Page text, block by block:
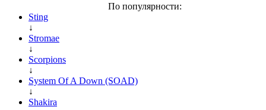
По популярности:
Sting
↓
Stromae
↓
Scorpions
↓
System Of A Down (SOAD)
↓
Shakira